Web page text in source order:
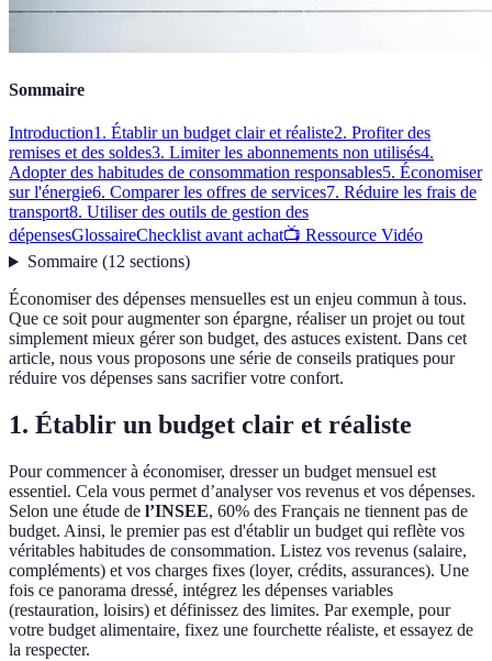
Sommaire
Introduction1. Établir un budget clair et réaliste2. Profiter des
remises et des soldes3. Limiter les abonnements non utilisés4.
Adopter des habitudes de consommation responsables5. Économiser
sur l'énergie6. Comparer les offres de services7. Réduire les frais de
transport8. Utiliser des outils de gestion des
dépensesGlossaireChecklist avant achat📺 Ressource Vidéo
Sommaire(12 sections)
Économiser des dépenses mensuelles est un enjeu commun à tous.
Que ce soit pour augmenter son épargne, réaliser un projet ou tout
simplement mieux gérer son budget, des astuces existent. Dans cet
article, nous vous proposons une série de conseils pratiques pour
réduire vos dépenses sans sacrifier votre confort.
1. Établir un budget clair et réaliste
Pour commencer à économiser, dresser un budget mensuel est
essentiel. Cela vous permet d’analyser vos revenus et vos dépenses.
Selon une étude de l’INSEE, 60% des Français ne tiennent pas de
budget. Ainsi, le premier pas est d'établir un budget qui reflète vos
véritables habitudes de consommation. Listez vos revenus (salaire,
compléments) et vos charges fixes (loyer, crédits, assurances). Une
fois ce panorama dressé, intégrez les dépenses variables
(restauration, loisirs) et définissez des limites. Par exemple, pour
votre budget alimentaire, fixez une fourchette réaliste, et essayez de
la respecter.